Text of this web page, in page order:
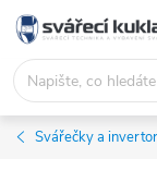
Přejít na obsah
Svářečky a